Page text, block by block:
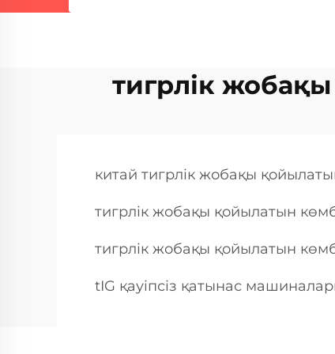
тигрлік
китай тигрлік жобақы
тигрлік жобақы қойылатын
тигрлік жобақы қойылатын
tIG қауіпсіз қатынас